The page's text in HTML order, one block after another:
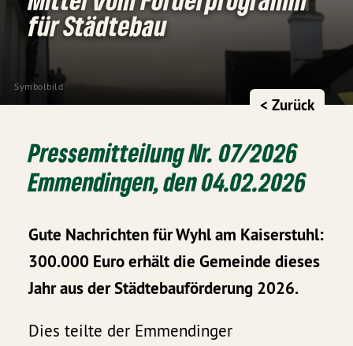
Symbolbild
für Städtebau
< Zurück
Pressemitteilung Nr. 07/2026
Emmendingen, den 04.02.2026
Gute Nachrichten für Wyhl am Kaiserstuhl:
300.000 Euro erhält die Gemeinde dieses
Jahr aus der Städtebauförderung 2026.
Dies teilte der Emmendinger